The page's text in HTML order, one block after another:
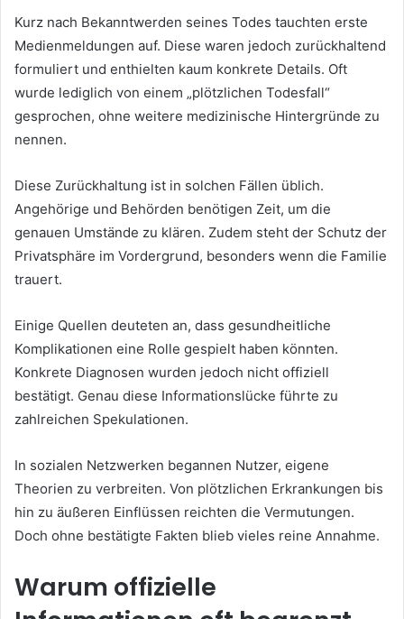
Kurz nach Bekanntwerden seines Todes tauchten erste
Medienmeldungen auf. Diese waren jedoch zurückhaltend
formuliert und enthielten kaum konkrete Details. Oft
wurde lediglich von einem „plötzlichen Todesfall“
gesprochen, ohne weitere medizinische Hintergründe zu
nennen.
Diese Zurückhaltung ist in solchen Fällen üblich.
Angehörige und Behörden benötigen Zeit, um die
genauen Umstände zu klären. Zudem steht der Schutz der
Privatsphäre im Vordergrund, besonders wenn die Familie
trauert.
Einige Quellen deuteten an, dass gesundheitliche
Komplikationen eine Rolle gespielt haben könnten.
Konkrete Diagnosen wurden jedoch nicht offiziell
bestätigt. Genau diese Informationslücke führte zu
zahlreichen Spekulationen.
In sozialen Netzwerken begannen Nutzer, eigene
Theorien zu verbreiten. Von plötzlichen Erkrankungen bis
hin zu äußeren Einflüssen reichten die Vermutungen.
Doch ohne bestätigte Fakten blieb vieles reine Annahme.
Warum offizielle